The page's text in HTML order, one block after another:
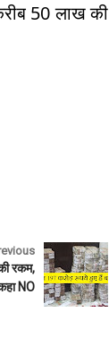
50 लाख की
रकम,
NO